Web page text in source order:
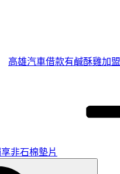
高雄汽車借款有鹹酥雞加
非石棉墊片